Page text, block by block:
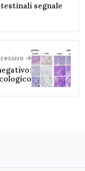
segnale
→